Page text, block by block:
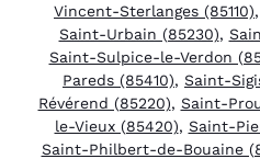
Vincent-Sterlanges (85110),
Saint-Urbain (85230),
Saint-Sulpice-le-Verdon
Pareds (85410), Saint-
Révérend (85220), Saint-
le-Vieux (85420), Saint-
Saint-Philbert-de-Bouaine